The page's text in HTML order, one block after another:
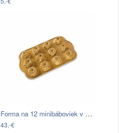
Forma na 12 minibáboviek v zlatej farbe…
43,-€